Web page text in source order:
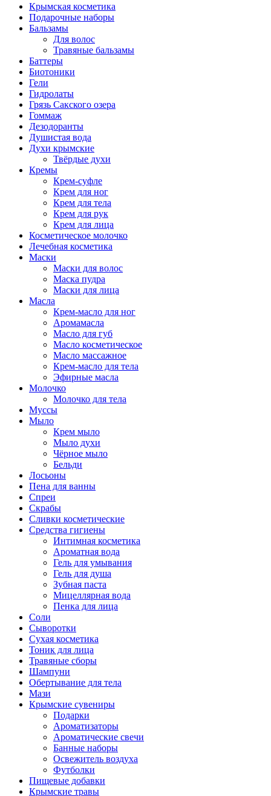
Крымская косметика
Подарочные наборы
Бальзамы
Для волос
Травяные бальзамы
Баттеры
Биотоники
Гели
Гидролаты
Грязь Сакского озера
Гоммаж
Дезодоранты
Душистая вода
Духи крымские
Твёрдые духи
Кремы
Крем-суфле
Крем для ног
Крем для тела
Крем для рук
Крем для лица
Косметическое молочко
Лечебная косметика
Маски
Маски для волос
Маска пудра
Маски для лица
Масла
Крем-масло для ног
Аромамасла
Масло для губ
Масло косметическое
Масло массажное
Крем-масло для тела
Эфирные масла
Молочко
Молочко для тела
Муссы
Мыло
Крем мыло
Мыло духи
Чёрное мыло
Бельди
Лосьоны
Пена для ванны
Спреи
Скрабы
Сливки косметические
Средства гигиены
Интимная косметика
Ароматная вода
Гель для умывания
Гель для душа
Зубная паста
Мицеллярная вода
Пенка для лица
Соли
Сыворотки
Сухая косметика
Тоник для лица
Травяные сборы
Шампуни
Обертывание для тела
Мази
Крымские сувениры
Подарки
Ароматизаторы
Ароматические свечи
Банные наборы
Освежитель воздуха
Футболки
Пищевые добавки
Крымские травы